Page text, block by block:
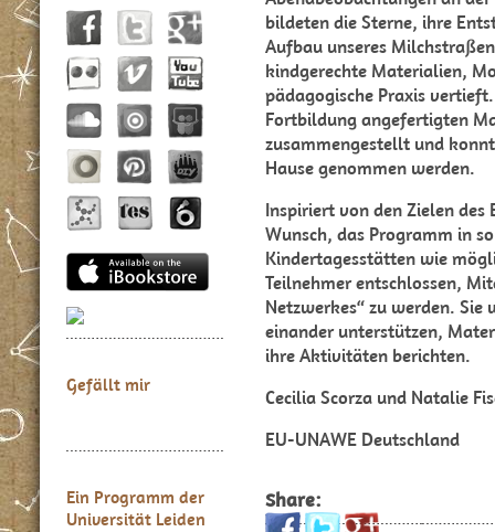
Gefällt mir
Ein Programm der
Universität Leiden
bildeten die Sterne, ihre
Aufbau unseres
kindgerechte Materialien,
pädagogische Praxis
Fortbildung angefertigten
zusammengestellt und
Hause genommen werden.
Inspiriert von den Zielen des
Wunsch, das Programm in
Kindertagesstätten wie
Teilnehmer entschlossen,
Netzwerkes“ zu werden.
einander unterstützen,
ihre Aktivitäten berichten.
Cecilia Scorza und Natalie
EU-UNAWE Deutschland
Share: